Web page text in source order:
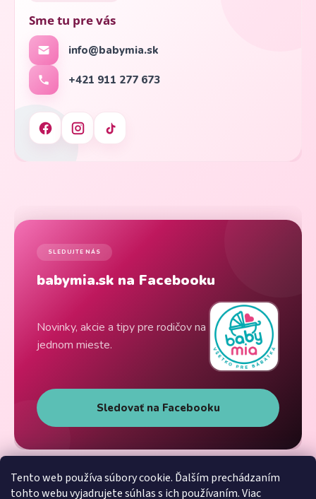
Tento web používa súbory cookie. Ďalším prechádzaním
tohto webu vyjadrujete súhlas s ich používaním. Viac
Sme tu pre vás
info@babymia.sk
+421 911 277 673
SLEDUJTE NÁS
babymia.sk na Facebooku
Novinky, akcie a tipy pre rodičov na
jednom mieste.
Sledovať na Facebooku